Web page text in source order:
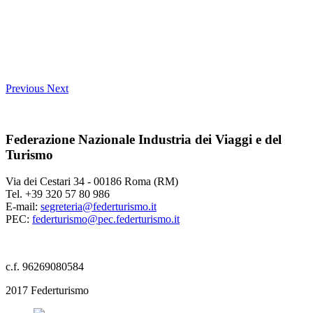
Previous Next
Federazione Nazionale Industria dei Viaggi e del
Turismo
Via dei Cestari 34 - 00186 Roma (RM)
Tel. +39 320 57 80 986
E-mail: segreteria@federturismo.it
PEC: federturismo@pec.federturismo.it
c.f. 96269080584
2017 Federturismo